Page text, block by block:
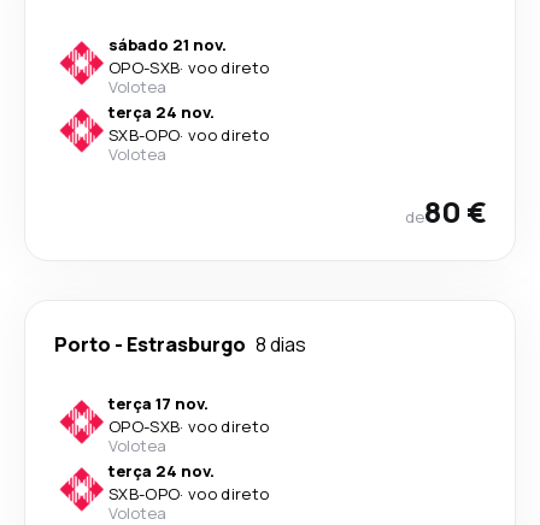
sábado 21 nov.
OPO-SXB· voo direto
Volotea
terça 24 nov.
SXB-OPO· voo direto
Volotea
de80 €
Porto - Estrasburgo 8 dias
terça 17 nov.
OPO-SXB· voo direto
Volotea
terça 24 nov.
SXB-OPO· voo direto
Volotea